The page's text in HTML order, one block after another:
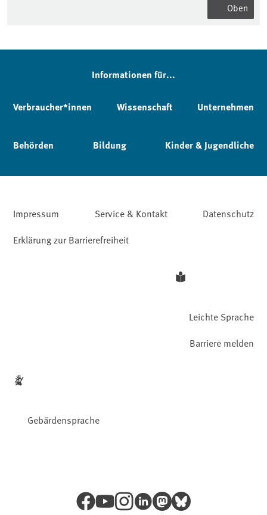
Oben
Informationen für...
Verbraucher*innen Wissenschaft Unternehmen
Behörden Bildung Kinder & Jugendliche
Impressum Service & Kontakt
Datenschutz
Erklärung zur Barrierefreiheit
Leichte Sprache
Gebärdensprache
Barriere melden